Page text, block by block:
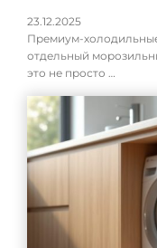
23.12.2025
Премиум-
отдельный
это не просто …